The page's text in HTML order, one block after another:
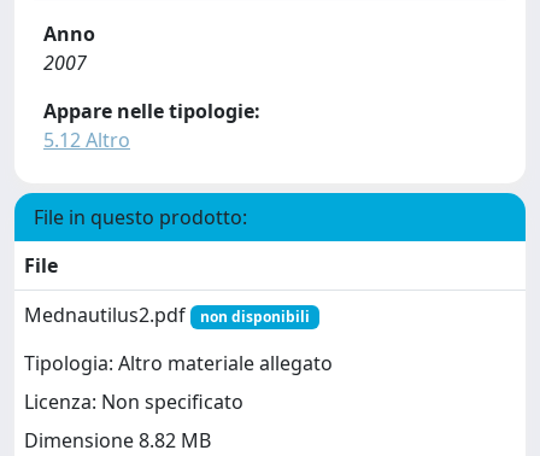
Anno
2007
Appare nelle tipologie:
5.12 Altro
File in questo prodotto:
File
Mednautilus2.pdf
non disponibili
Tipologia: Altro materiale allegato
Licenza: Non specificato
Dimensione 8.82 MB